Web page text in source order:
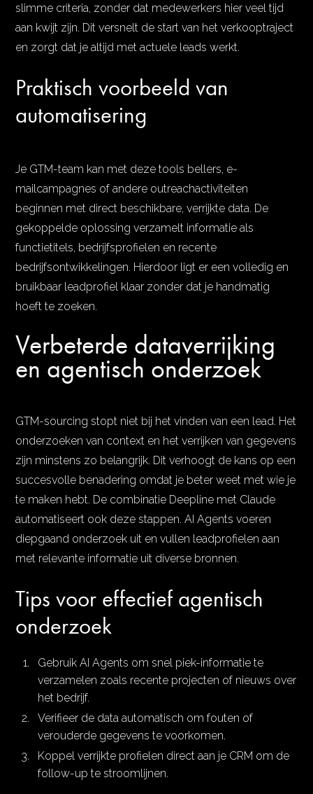
slimme criteria, zonder dat medewerkers hier veel tijd
aan kwijt zijn. Dit versnelt de start van het verkooptraject
en zorgt dat je altijd met actuele leads werkt.
Praktisch voorbeeld van
automatisering
Je GTM-team kan met deze tools bellers, e-
mailcampagnes of andere outreachactiviteiten
beginnen met direct beschikbare, verrijkte data. De
gekoppelde oplossing verzamelt informatie als
functietitels, bedrijfsprofielen en recente
bedrijfsontwikkelingen. Hierdoor ligt er een volledig en
bruikbaar leadprofiel klaar zonder dat je handmatig
hoeft te zoeken.
Verbeterde dataverrijking
en agentisch onderzoek
GTM-sourcing stopt niet bij het vinden van een lead. Het
onderzoeken van context en het verrijken van gegevens
zijn minstens zo belangrijk. Dit verhoogt de kans op een
succesvolle benadering omdat je beter weet met wie je
te maken hebt. De combinatie Deepline met Claude
automatiseert ook deze stappen. AI Agents voeren
diepgaand onderzoek uit en vullen leadprofielen aan
met relevante informatie uit diverse bronnen.
Tips voor effectief agentisch
onderzoek
Gebruik AI Agents om snel piek-informatie te
verzamelen zoals recente projecten of nieuws over
het bedrijf.
Verifieer de data automatisch om fouten of
verouderde gegevens te voorkomen.
Koppel verrijkte profielen direct aan je CRM om de
follow-up te stroomlijnen.